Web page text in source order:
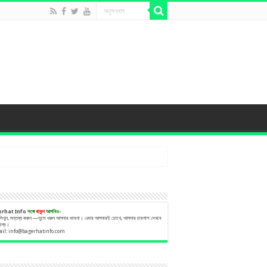
Info সঙ্গেথাকুনআপনিও-
মন্তব্য করুন —তুলে ধরুন আপনার ভাবনা। এবার আপনারই চোখে, আপনার চারপাশ দেখবে
info@bagerhatinfo.com